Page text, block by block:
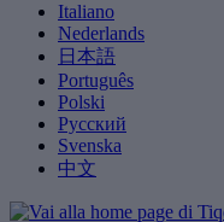
Italiano
Nederlands
日本語
Português
Polski
Русский
Svenska
中文